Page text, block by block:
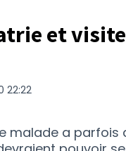
et
22:22
malade a parfois